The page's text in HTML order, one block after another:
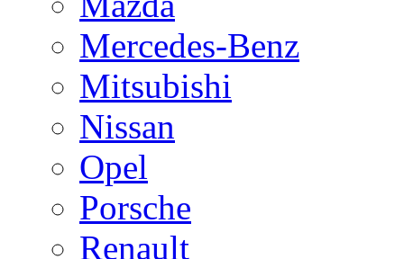
Mercedes-Benz
Mitsubishi
Nissan
Opel
Porsche
Renault